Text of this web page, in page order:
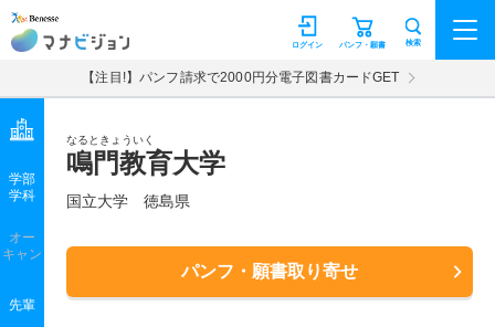
マナビジョン パンフ・願書
ログイン 検索
【注目!】パンフ請求で2000円分電子図書カードGET
なるときょういく
鳴門教育大学
国立大学 徳島県
パンフ・願書取り寄せ
学部
学科
オー
キャン
先輩